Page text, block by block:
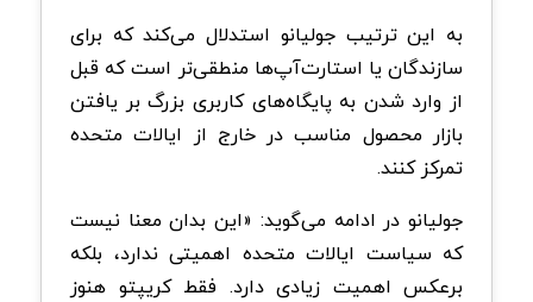
به این ترتیب جولیانو استدلال می‌کند که برای
سازندگان یا استارت‌آپ‌ها منطقی‌تر است که قبل
از وارد شدن به پایگاه‌های کاربری بزرگ بر یافتن
بازار محصول مناسب در خارج از ایالات متحده
تمرکز کنند.
جولیانو در ادامه می‌گوید: «این بدان معنا نیست
که سیاست ایالات متحده اهمیتی ندارد، بلکه
برعکس اهمیت زیادی دارد. فقط کریپتو هنوز